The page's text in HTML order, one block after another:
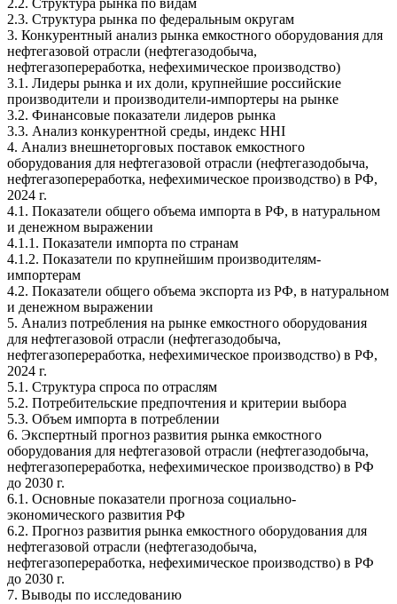
2.2. Структура рынка по видам
2.3. Структура рынка по федеральным округам
3. Конкурентный анализ рынка емкостного оборудования для
нефтегазовой отрасли (нефтегазодобыча,
нефтегазопереработка, нефехимическое производство)
3.1. Лидеры рынка и их доли, крупнейшие российские
производители и производители-импортеры на рынке
3.2. Финансовые показатели лидеров рынка
3.3. Анализ конкурентной среды, индекс HHI
4. Анализ внешнеторговых поставок емкостного
оборудования для нефтегазовой отрасли (нефтегазодобыча,
нефтегазопереработка, нефехимическое производство) в РФ,
2024 г.
4.1. Показатели общего объема импорта в РФ, в натуральном
и денежном выражении
4.1.1. Показатели импорта по странам
4.1.2. Показатели по крупнейшим производителям-
импортерам
4.2. Показатели общего объема экспорта из РФ, в натуральном
и денежном выражении
5. Анализ потребления на рынке емкостного оборудования
для нефтегазовой отрасли (нефтегазодобыча,
нефтегазопереработка, нефехимическое производство) в РФ,
2024 г.
5.1. Структура спроса по отраслям
5.2. Потребительские предпочтения и критерии выбора
5.3. Объем импорта в потреблении
6. Экспертный прогноз развития рынка емкостного
оборудования для нефтегазовой отрасли (нефтегазодобыча,
нефтегазопереработка, нефехимическое производство) в РФ
до 2030 г.
6.1. Основные показатели прогноза социально-
экономического развития РФ
6.2. Прогноз развития рынка емкостного оборудования для
нефтегазовой отрасли (нефтегазодобыча,
нефтегазопереработка, нефехимическое производство) в РФ
до 2030 г.
7. Выводы по исследованию